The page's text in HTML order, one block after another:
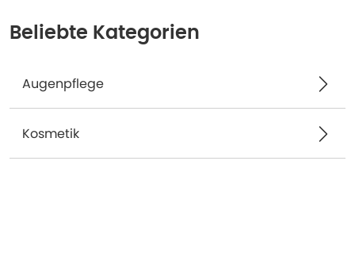
Beliebte Kategorien
Augenpflege
Kosmetik